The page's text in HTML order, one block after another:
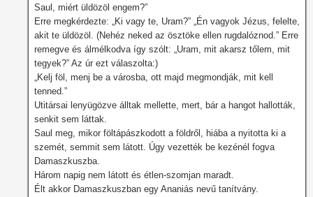
Saul, miért üldözöl engem?”
Erre megkérdezte: „Ki vagy te, Uram?” „Én vagyok Jézus, felelte,
akit te üldözöl. (Nehéz neked az ösztöke ellen rugdalóznod.” Erre
remegve és álmélkodva így szólt: „Uram, mit akarsz tőlem, mit
tegyek?” Az úr ezt válaszolta:)
„Kelj föl, menj be a városba, ott majd megmondják, mit kell
tenned.”
Utitársai lenyügözve álltak mellette, mert, bár a hangot hallották,
senkit sem láttak.
Saul meg, mikor föltápászkodott a földről, hiába a nyitotta ki a
szemét, semmit sem látott. Úgy vezették be kezénél fogva
Damaszkuszba.
Három napig nem látott és étlen-szomjan maradt.
Élt akkor Damaszkuszban egy Ananiás nevű tanítvány.